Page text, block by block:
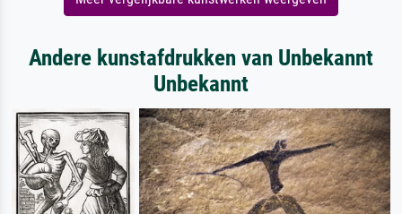
Andere kunstafdrukken van Unbekannt
Unbekannt